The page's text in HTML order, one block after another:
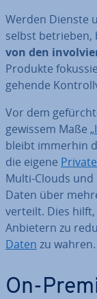
Werden Dienste
selbst betrieben,
von den
Produkte
ge­hen­de
Vor dem
gewissem Maße „
bleibt immerhin
die eigene
Multi-Clouds
Daten über
verteilt. Dies
Anbietern zu
Daten zu wahren.
On-